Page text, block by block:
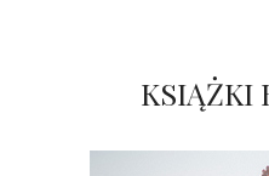
KSIĄŻKI